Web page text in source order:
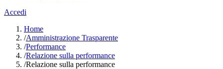
Accedi
Home
/Amministrazione Trasparente
/Performance
/Relazione sulla performance
/Relazione sulla performance